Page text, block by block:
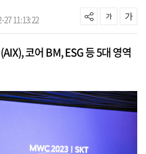
27 11:13:22
코어 BM, ESG 등 5대 영역